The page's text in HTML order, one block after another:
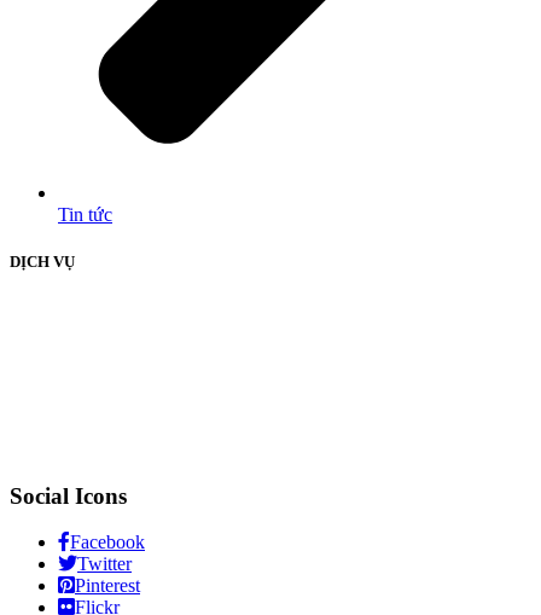
Tin tức
DỊCH VỤ
Social Icons
Facebook
Twitter
Pinterest
Flickr